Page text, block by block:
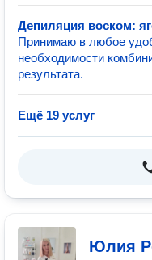
Депиляция воском:
Принимаю в любое
необходимости
результата.
Ещё 19 услуг
Юлия